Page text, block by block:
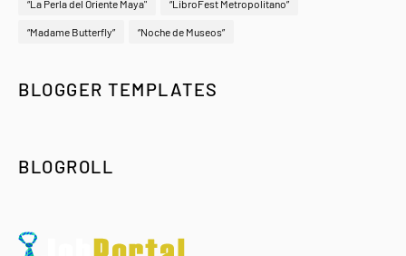
“La Perla del Oriente Maya" “LibroFest Metropolitano”
“Madame Butterfly” “Noche de Museos”
BLOGGER TEMPLATES
BLOGROLL